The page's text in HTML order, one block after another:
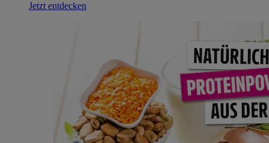
Jetzt entdecken